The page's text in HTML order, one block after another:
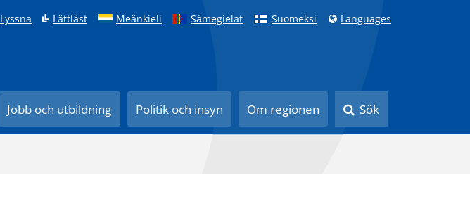
Lyssna Lättläst Meänkieli Sámegielat Suomeksi Languages
Jobb och utbildning Politik och insyn Om regionen Sök